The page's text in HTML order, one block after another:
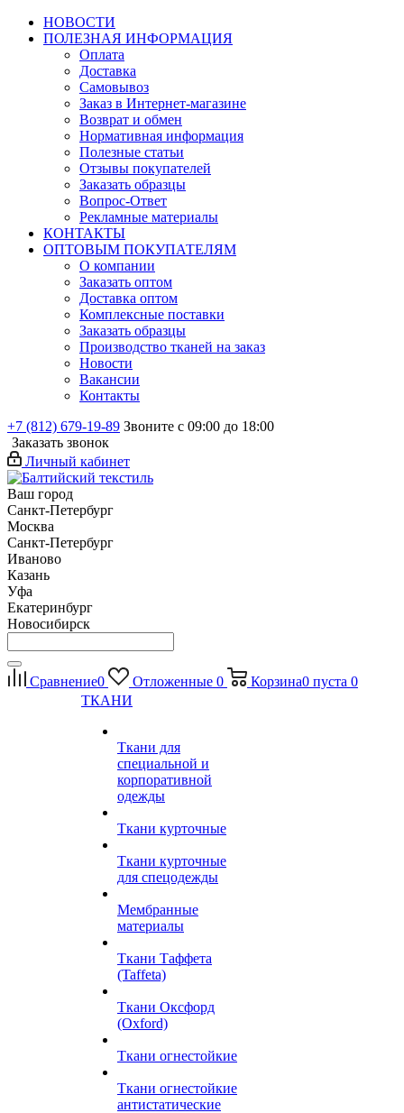
НОВОСТИ
ПОЛЕЗНАЯ ИНФОРМАЦИЯ
Оплата
Доставка
Самовывоз
Заказ в Интернет-магазине
Возврат и обмен
Нормативная информация
Полезные статьи
Отзывы покупателей
Заказать образцы
Вопрос-Ответ
Рекламные материалы
КОНТАКТЫ
ОПТОВЫМ ПОКУПАТЕЛЯМ
О компании
Заказать оптом
Доставка оптом
Комплексные поставки
Заказать образцы
Производство тканей на заказ
Новости
Вакансии
Контакты
+7 (812) 679-19-89 Звоните с 09:00 до 18:00
Заказать звонок
Личный кабинет
Ваш город
Санкт-Петербург
Москва
Санкт-Петербург
Иваново
Казань
Уфа
Екатеринбург
Новосибирск
Сравнение0 Отложенные 0 Корзина0 пуста 0
ТКАНИ
Ткани для
специальной и
корпоративной
одежды
Ткани курточные
Ткани курточные
для спецодежды
Мембранные
материалы
Ткани Таффета
(Taffeta)
Ткани Оксфорд
(Oxford)
Ткани огнестойкие
Ткани огнестойкие
антистатические